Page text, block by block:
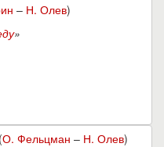
– Н. Олев)
»
(О. Фельцман – Н. Олев)